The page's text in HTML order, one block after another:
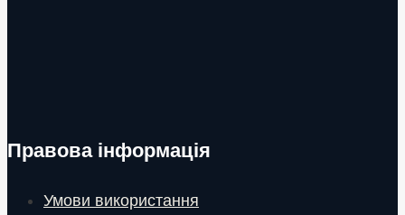
Правова інформація
Умови використання